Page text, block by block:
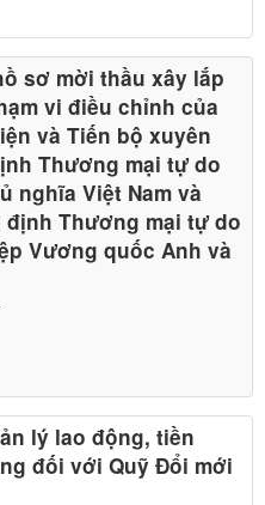
sơ mời thầu xây lắp
vi điều chỉnh của
và Tiến bộ xuyên
Thương mại tự do
nghĩa Việt Nam và
định Thương mại tự do
Vương quốc Anh và
lý lao động, tiền
đối với Quỹ Đổi mới